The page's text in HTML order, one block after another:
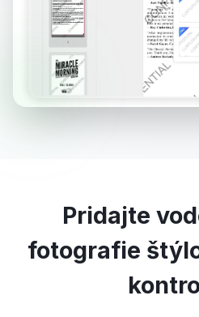
Pridajte
fotografie